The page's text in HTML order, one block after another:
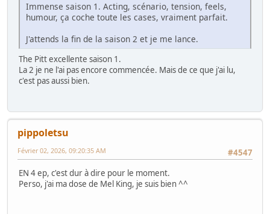
Immense saison 1. Acting, scénario, tension, feels,
humour, ça coche toute les cases, vraiment parfait.
J'attends la fin de la saison 2 et je me lance.
The Pitt excellente saison 1.
La 2 je ne l'ai pas encore commencée. Mais de ce que j'ai lu,
c'est pas aussi bien.
pippoletsu
#4547
Février 02, 2026, 09:20:35 AM
EN 4 ep, c'est dur à dire pour le moment.
Perso, j'ai ma dose de Mel King, je suis bien ^^